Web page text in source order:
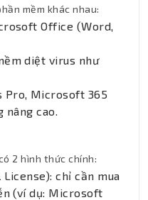
mềm khác nhau:
Office (Word,
diệt virus như
Pro, Microsoft 365
nâng cao.
2 hình thức chính:
chỉ cần mua
(ví dụ: Microsoft